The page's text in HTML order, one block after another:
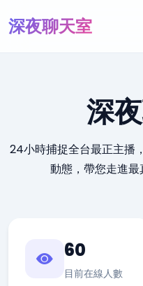
深夜聊天室
深
24小時捕捉全台最正主播
動態，帶您走進最
60
目前在線人數